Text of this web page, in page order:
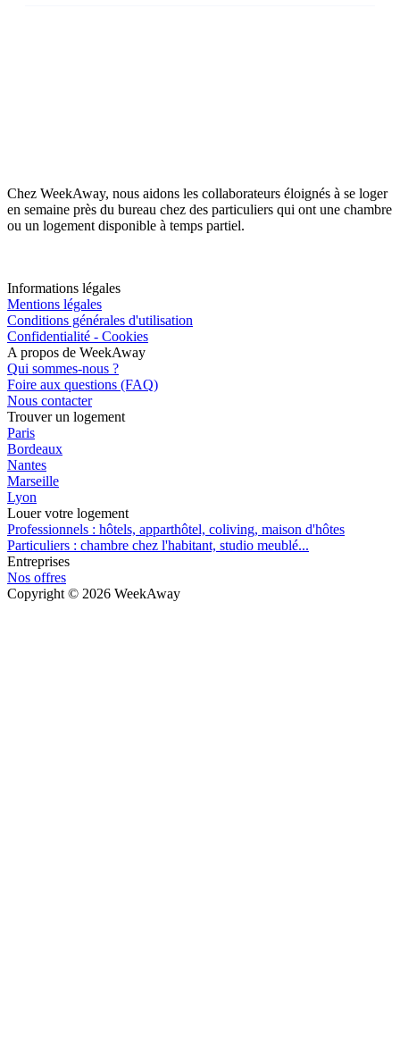
Chez WeekAway, nous aidons les collaborateurs éloignés à se loger
en semaine près du bureau chez des particuliers qui ont une chambre
ou un logement disponible à temps partiel.
Informations légales
Mentions légales
Conditions générales d'utilisation
Confidentialité - Cookies
A propos de WeekAway
Qui sommes-nous ?
Foire aux questions (FAQ)
Nous contacter
Trouver un logement
Paris
Bordeaux
Nantes
Marseille
Lyon
Louer votre logement
Professionnels : hôtels, apparthôtel, coliving, maison d'hôtes
Particuliers : chambre chez l'habitant, studio meublé...
Entreprises
Nos offres
Copyright © 2026 WeekAway